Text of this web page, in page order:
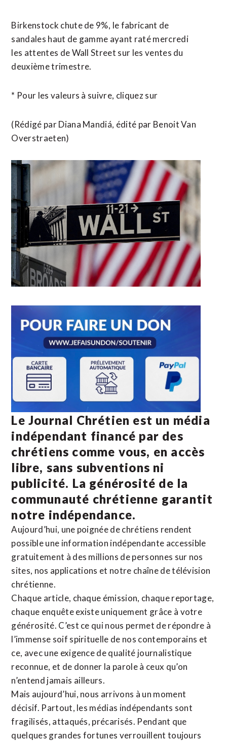
Birkenstock chute de 9%, ⁠le fabricant de
sandales haut de gamme ayant raté mercredi
les attentes de Wall Street sur les ventes du
deuxième trimestre.
* Pour ​les valeurs à suivre, cliquez sur
(Rédigé par Diana Mandiá, ​édité par Benoit Van
Overstraeten)
Le Journal Chrétien est un média
indépendant financé par des
chrétiens comme vous, en accès
libre, sans subventions ni
publicité. La générosité de la
communauté chrétienne garantit
notre indépendance.
Aujourd’hui, une poignée de chrétiens rendent
possible une information indépendante accessible
gratuitement à des millions de personnes sur nos
sites, nos applications et notre chaîne de télévision
chrétienne.
Chaque article, chaque émission, chaque reportage,
chaque enquête existe uniquement grâce à votre
générosité. C’est ce qui nous permet de répondre à
l’immense soif spirituelle de nos contemporains et
ce, avec une exigence de qualité journalistique
reconnue, et de donner la parole à ceux qu’on
n’entend jamais ailleurs.
Mais aujourd’hui, nous arrivons à un moment
décisif. Partout, les médias indépendants sont
fragilisés, attaqués, précarisés. Pendant que
quelques grandes fortunes verrouillent toujours